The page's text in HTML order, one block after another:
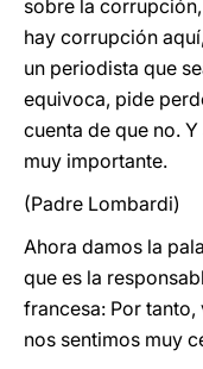
sobre la
hay corrupción
un periodista que
equivoca, pide
cuenta de que no.
muy importante.
(Padre Lombardi)
Ahora damos la
que es la
francesa: Por tanto,
nos sentimos muy